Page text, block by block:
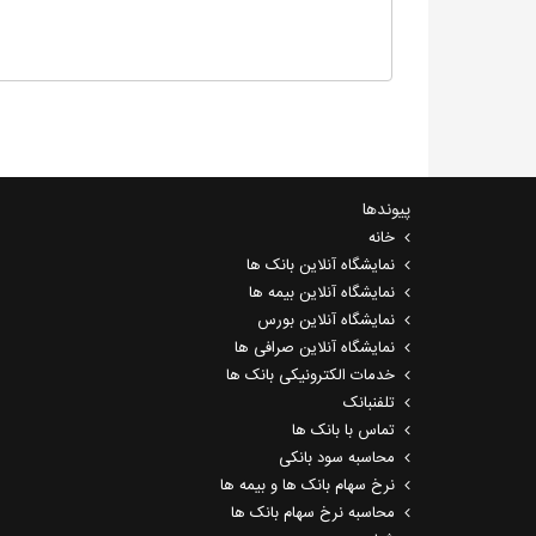
پیوندها
خانه
نمایشگاه آنلاین بانک ها
نمایشگاه آنلاین بیمه ها
نمایشگاه آنلاین بورس
نمایشگاه آنلاین صرافی ها
خدمات الکترونیکی بانک ها
تلفنبانک
تماس با بانک ها
محاسبه سود بانکی
نرخ سهام بانک ها و بیمه ها
محاسبه نرخ سهام بانک ها